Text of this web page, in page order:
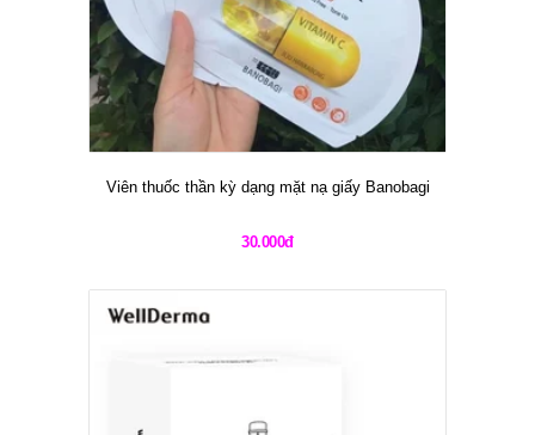
Viên thuốc thần kỳ dạng mặt nạ giấy Banobagi
30.000đ